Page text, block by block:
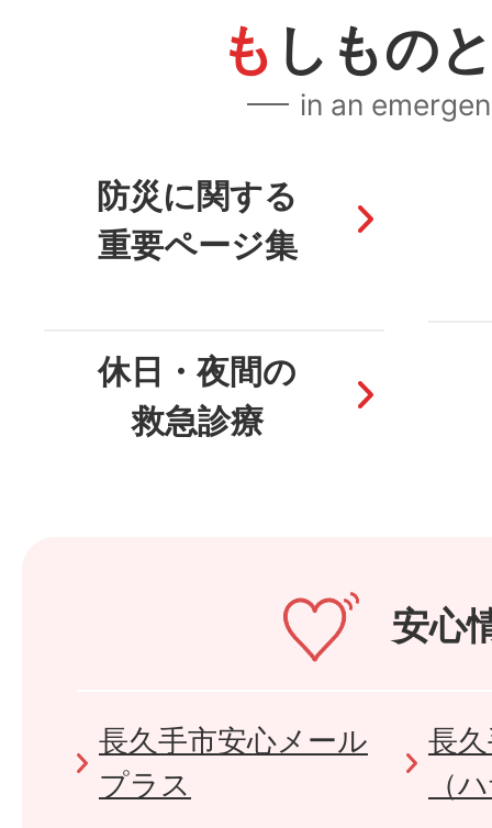
も しもの
in an
防災に関する
重要ページ集
休日・夜間の
救急診療
安心
長久手市安心メール
プラス
長
（